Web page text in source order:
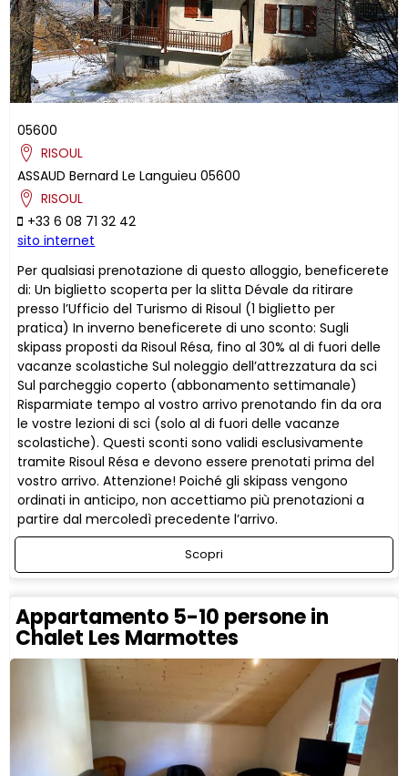
05600
RISOUL
ASSAUD Bernard Le Languieu 05600
RISOUL
+33 6 08 71 32 42
sito internet
Per qualsiasi prenotazione di questo alloggio, beneficerete
di: Un biglietto scoperta per la slitta Dévale da ritirare
presso l’Ufficio del Turismo di Risoul (1 biglietto per
pratica) In inverno beneficerete di uno sconto: Sugli
skipass proposti da Risoul Résa, fino al 30% al di fuori delle
vacanze scolastiche Sul noleggio dell’attrezzatura da sci
Sul parcheggio coperto (abbonamento settimanale)
Risparmiate tempo al vostro arrivo prenotando fin da ora
le vostre lezioni di sci (solo al di fuori delle vacanze
scolastiche). Questi sconti sono validi esclusivamente
tramite Risoul Résa e devono essere prenotati prima del
vostro arrivo. Attenzione! Poiché gli skipass vengono
ordinati in anticipo, non accettiamo più prenotazioni a
partire dal mercoledì precedente l’arrivo.
Scopri
Appartamento 5-10 persone in
Chalet Les Marmottes